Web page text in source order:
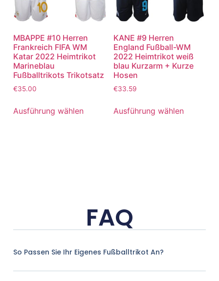
MBAPPE #10 Herren
Frankreich FIFA WM
Katar 2022 Heimtrikot
Marineblau
Fußballtrikots Trikotsatz
€35.00
Ausführung wählen
KANE #9 Herren
England Fußball-WM
2022 Heimtrikot weiß
blau Kurzarm + Kurze
Hosen
€33.59
Ausführung wählen
FAQ
So Passen Sie Ihr Eigenes Fußballtrikot An?